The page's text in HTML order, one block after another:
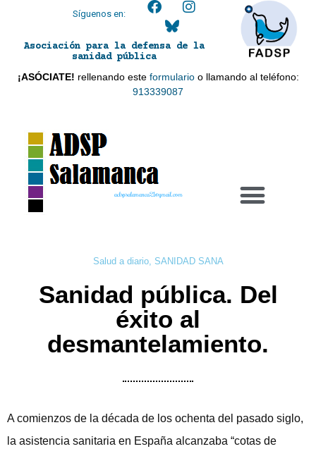
Síguenos en:
Asociación para la defensa de la
sanidad pública
¡ASÓCIATE! rellenando este formularioo llamando al teléfono:
913339087
adspsalamanca21@gmail.com
Salud a diario, SANIDAD SANA
Sanidad pública. Del
éxito al
desmantelamiento.
A comienzos de la década de los ochenta del pasado siglo,
la asistencia sanitaria en España alcanzaba “cotas de